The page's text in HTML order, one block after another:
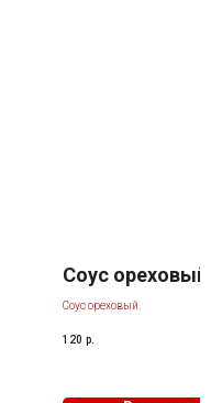
Соус ореховый
Соус ореховый.
120 р.